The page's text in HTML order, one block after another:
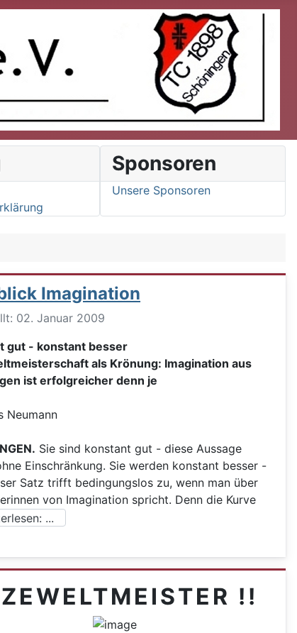
Sponsoren
Unsere Sponsoren
Imagination
02. Januar 2009
gut - konstant besser
als Krönung: Imagination aus
ist erfolgreicher denn je
Neumann
Sie sind konstant gut - diese Aussage
Einschränkung. Sie werden konstant besser -
Satz trifft bedingungslos zu, wenn man über
von Imagination spricht. Denn die Kurve
...
!!